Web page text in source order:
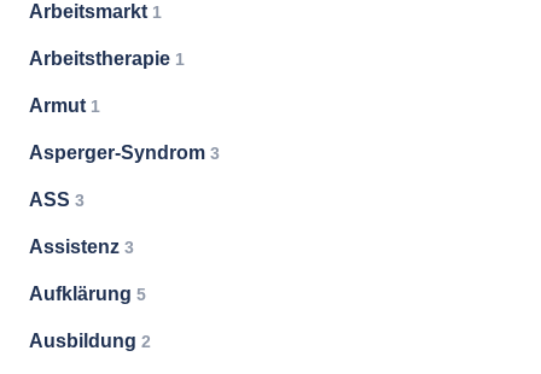
Arbeitsmarkt 1
Arbeitstherapie 1
Armut 1
Asperger-Syndrom 3
ASS 3
Assistenz 3
Aufklärung 5
Ausbildung 2